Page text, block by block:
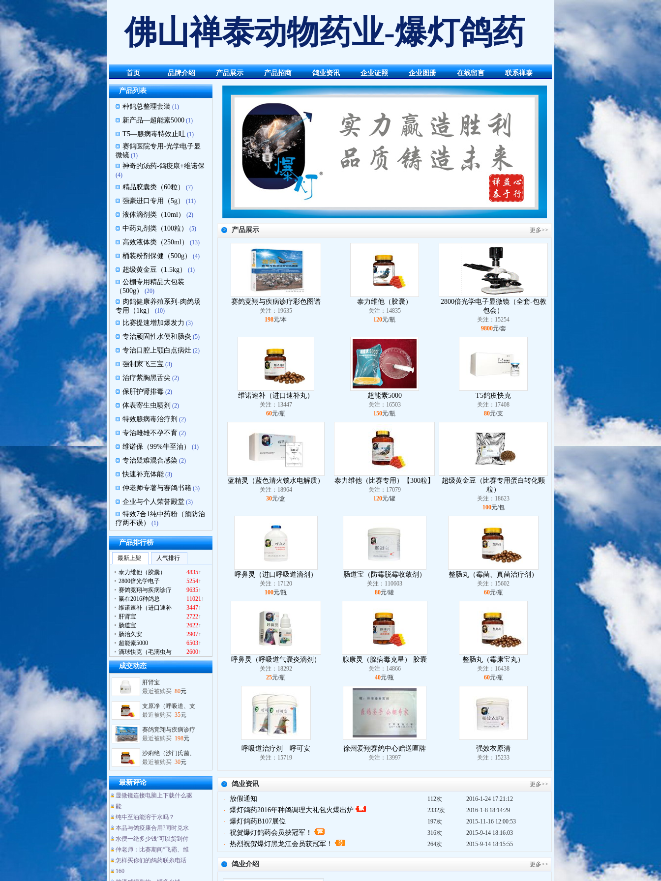
佛山禅泰动物药业-爆灯鸽药
首页 品牌介绍 产品展示 产品招商 鸽业资讯 企业证照 企业图册 在线留言 联系禅泰
产品列表
种鸽总整理套装 (1)
新产品—超能素5000 (1)
T5—腺病毒特效止吐 (1)
赛鸽医院专用-光学电子显
微镜 (1)
神奇的汤药-鸽疫康+维诺保
(4)
精品胶囊类（60粒） (7)
强豪进口专用（5g） (11)
液体滴剂类（10ml） (2)
中药丸剂类（100粒） (5)
高效液体类（250ml） (13)
桶装粉剂保健（500g） (4)
超级黄金豆（1.5kg） (1)
公棚专用精品大包装
（500g）
(20)
肉鸽健康养殖系列-肉鸽场
专用（1kg）
(10)
比赛提速增加爆发力 (3)
专治顽固性水便和肠炎 (5)
专治口腔上颚白点病灶 (2)
强制家飞三宝 (3)
治疗紫胸黑舌尖 (2)
保肝护肾排毒 (2)
体表寄生虫喷剂 (2)
特效腺病毒治疗剂 (2)
专治雌雄不孕不育 (2)
维诺保（99%牛至油） (1)
专治疑难混合感染 (2)
快速补充体能 (3)
仲老师专著与赛鸽书籍 (3)
企业与个人荣誉殿堂 (3)
特效7合1纯中药粉（预防治
疗两不误）
(1)
产品排行榜
最新上架 人气排行
泰力维他（胶囊） 4835↑
2800倍光学电子
5254↑
赛鸽竞翔与疾病诊疗
9635↑
赢在2016种鸽总
11021↑
维诺速补（进口速补
3447↑
肝肾宝
2722↑
肠道宝
2622↑
肠治久安
2907↑
超能素5000
6503↑
滴球快克（毛滴虫与
2600↑
成交动态
维诺保（纯牛至油产
最近被购买 180元
肝肾宝
最近被购买
最近被购买 35元
最近被购买 198元
最近被购买 30元
最近被购买 100元
蓝精灵（蓝色清火锁
最近被购买 30 元
水便一绝
最近被购买
180 元
维诺保
最近被购买
180元
维诺保（纯牛至油产
最新评论
显微镜连接电脑上下载什么驱
能
纯牛至油能溶于水吗？
本品与鸽疫康合用?同时兑水
水便一绝多少钱‘可以货到付
仲老师：比赛期间“飞霸、维
怎样买你们的鸽药联糸电话
160
产品展示 更多>>
赛鸽竞翔与疾病诊疗彩色图谱
关注：19635
198元/本
泰力维他（胶囊）
关注：14835
120元/瓶
2800倍光学电子显微镜（全套-包教
包会）
关注：15254
9800元/套
维诺速补（进口速补丸）
关注：13447
60元/瓶
超能素5000
关注：16503
150元/瓶
T5鸽疫快克
关注：17408
80元/支
蓝精灵（蓝色清火锁水电解质）
关注：18964
30元/盒
泰力维他（比赛专用）【300粒】
关注：17079
120元/罐
超级黄金豆（比赛专用蛋白转化颗
粒）
关注：18623
100元/包
呼鼻灵（进口呼吸道滴剂）
关注：17120
100元/瓶
肠道宝（防霉脱霉收敛剂）
关注：110603
80元/罐
整肠丸（霉菌、真菌治疗剂）
关注：15602
60元/瓶
呼鼻灵（呼吸道气囊炎滴剂）
关注：18292
25元/瓶
腺康灵（腺病毒克星） 胶囊
关注：14866
40元/瓶
整肠丸（霉康宝丸）
关注：16438
60元/瓶
呼吸道治疗剂—呼可安
关注：15719
徐州爱翔赛鸽中心赠送匾牌
关注：13997
强效衣原清
关注：15233
鸽业资讯 更多>>
· 放假通知 112次 2016-1-24 17:21:12
· 爆灯鸽药2016年种鸽调理大礼包火爆出炉 2332次 2016-1-8 18:14:29
· 爆灯鸽药B107展位 197次 2015-11-16 12:00:53
· 祝贺爆灯鸽药会员获冠军！ 316次 2015-9-14 18:16:03
· 热烈祝贺爆灯黑龙江会员获冠军！ 264次 2015-9-14 18:15:55
鸽业介绍 更多>>